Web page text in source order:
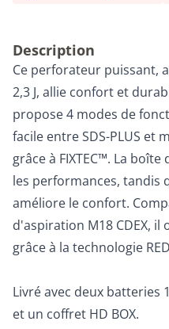
Description
Ce perforateur puissant,
2,3 J, allie confort et
propose 4 modes de
facile entre SDS-PLUS et
grâce à FIXTEC™. La
les performances, tandis
améliore le confort.
d'aspiration M18 CDEX,
grâce à la technologie
Livré avec deux batteries
et un coffret HD BOX.